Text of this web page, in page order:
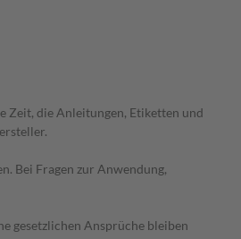
Zeit, die Anleitungen, Etiketten und
Bei Fragen zur Anwendung,
gesetzlichen Ansprüche bleiben